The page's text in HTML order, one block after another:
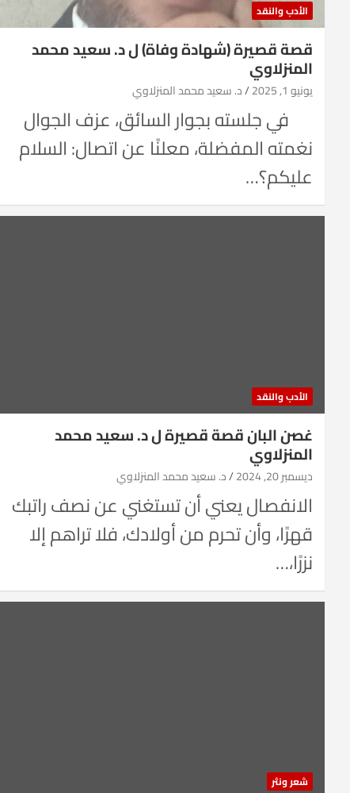
الأدب والنقد
قصة قصيرة (شهادة وفاة) ل د. سعيد محمد
المنزلاوي
يونيو 1, 2025 د. سعيد محمد المنزلاوي
في جلسته بجوار السائق، عزف الجوال
نغمته المفضلة، معلنًا عن اتصال: السلام
عليكم؟…
الأدب والنقد
غصن البان قصة قصيرة ل د. سعيد محمد
المنزلاوي
ديسمبر 20, 2024 د. سعيد محمد المنزلاوي
الانفصال يعني أن تستغني عن نصف راتبك
قهرًا، وأن تحرم من أولادك، فلا تراهم إلا
نزرًا،…
شعر ونثر